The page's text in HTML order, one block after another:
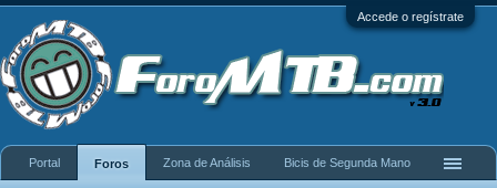
Accede o regístrate
Portal Foros Zona de Análisis Bicis de Segunda Mano